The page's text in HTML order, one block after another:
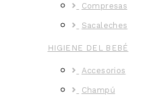
Compresas
Sacaleches
HIGIENE DEL BEBÉ
Accesorios
Champú